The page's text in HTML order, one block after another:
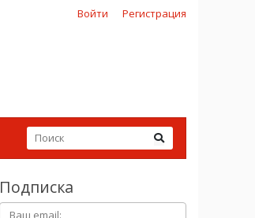
Войти Регистрация
Подписка